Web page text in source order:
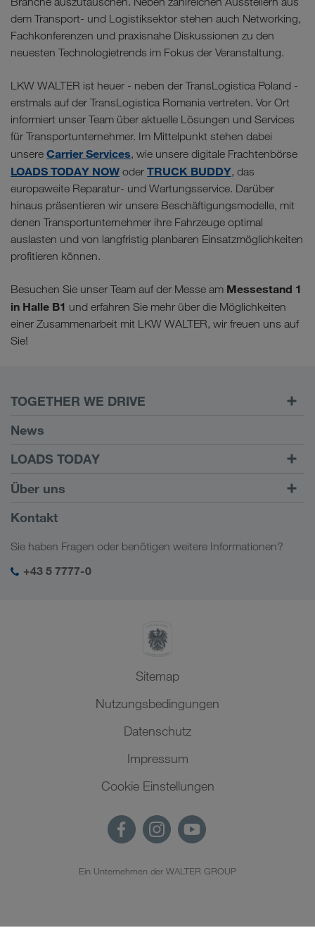
dem Transport- und Logistiksektor stehen auch Networking,
Fachkonferenzen und praxisnahe Diskussionen zu den
neuesten Technologietrends im Fokus der Veranstaltung.
LKW WALTER ist heuer - neben der TransLogistica Poland -
erstmals auf der TransLogistica Romania vertreten. Vor Ort
informiert unser Team über aktuelle Lösungen und Services
für Transportunternehmer. Im Mittelpunkt stehen dabei
unsere Carrier Services, wie unsere digitale Frachtenbörse
LOADS TODAY NOW oder TRUCK BUDDY, das
europaweite Reparatur- und Wartungsservice. Darüber
hinaus präsentieren wir unsere Beschäftigungsmodelle, mit
denen Transportunternehmer ihre Fahrzeuge optimal
auslasten und von langfristig planbaren Einsatzmöglichkeiten
profitieren können.
Besuchen Sie unser Team auf der Messe am Messestand 1
in Halle B1 und erfahren Sie mehr über die Möglichkeiten
einer Zusammenarbeit mit LKW WALTER, wir freuen uns auf
Sie!
TOGETHER WE DRIVE
WE LOAD
Carrier Services
Onboarding
News
LOADS TODAY
Fracht finden mit
LOADS TODAY
Mehr erfahren
Zum Login
Über uns
Firmeninformation
SHEQ-Management
Kontakt
Sie haben Fragen oder benötigen weitere Informationen?
+43 5 7777-0
Sitemap
Nutzungsbedingungen
Datenschutz
Impressum
Cookie Einstellungen
Ein Unternehmen der WALTER GROUP